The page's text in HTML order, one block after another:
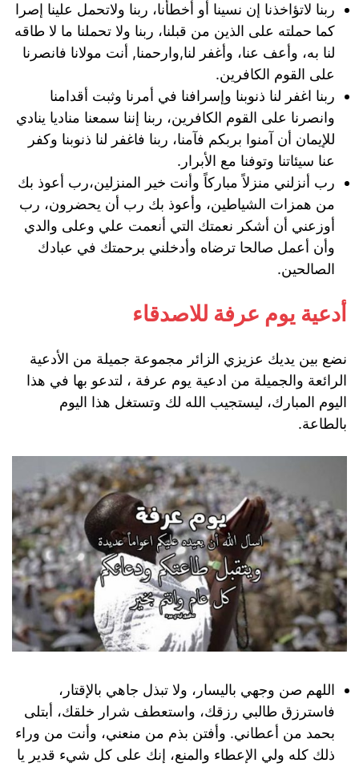
ربنا لاتؤاخذنا إن نسينا أو أخطأنا، ربنا ولاتحمل علينا إصرا
كما حملته على الذين من قبلنا، ربنا ولا تحملنا ما لا طاقه
لنا به، وأعف عنا، وأغفر لنا,وارحمنا, أنت مولانا فانصرنا
على القوم الكافرين.
ربنا اغفر لنا ذنوبنا وإسرافنا في أمرنا وثبت أقدامنا
وانصرنا على القوم الكافرين، ربنا إننا سمعنا مناديا ينادي
للإيمان أن آمنوا بربكم فآمنا، ربنا فاغفر لنا ذنوبنا وكفر
عنا سيئاتنا وتوفنا مع الأبرار.
رب أنزلني منزلاً مباركاً وأنت خير المنزلين،رب أعوذ بك
من همزات الشياطين، وأعوذ بك رب أن يحضرون، رب
أوزعني أن أشكر نعمتك التي أنعمت علي وعلى والدي
وأن أعمل صالحا ترضاه وأدخلني برحمتك في عبادك
الصالحين.
أدعية يوم عرفة للاصدقاء
نضع بين يديك عزيزي الزائر مجموعة جميلة من الأدعية
الرائعة والجميلة من ادعية يوم عرفة ، لتدعو بها في هذا
اليوم المبارك، ليستجيب الله لك وتستغل هذا اليوم
بالطاعة.
اللهم صن وجهي باليسار، ولا تبذل جاهي بالإقتار،
فاسترزق طالبي رزقك، واستعطف شرار خلقك، أبتلى
بحمد من أعطاني. وأفتن بذم من منعني، وأنت من وراء
ذلك كله ولي الإعطاء والمنع، إنك على كل شيء قدير يا